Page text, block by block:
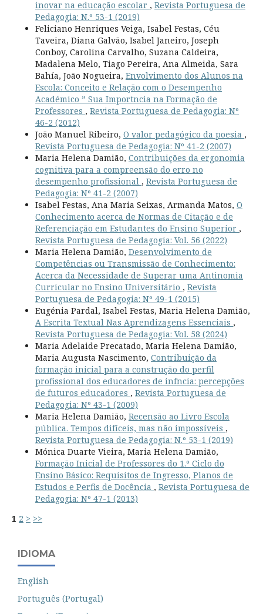
inovar na educação escolar , Revista Portuguesa de
Pedagogia: N.º 53-1 (2019)
Feliciano Henriques Veiga, Isabel Festas, Céu
Taveira, Diana Galvão, Isabel Janeiro, Joseph
Conboy, Carolina Carvalho, Suzana Caldeira,
Madalena Melo, Tiago Pereira, Ana Almeida, Sara
Bahía, João Nogueira, Envolvimento dos Alunos na
Escola: Conceito e Relação com o Desempenho
Académico ” Sua Importncia na Formação de
Professores , Revista Portuguesa de Pedagogia: Nº
46-2 (2012)
João Manuel Ribeiro, O valor pedagógico da poesia ,
Revista Portuguesa de Pedagogia: Nº 41-2 (2007)
Maria Helena Damião, Contribuições da ergonomia
cognitiva para a compreensão do erro no
desempenho profissional , Revista Portuguesa de
Pedagogia: Nº 41-2 (2007)
Isabel Festas, Ana Maria Seixas, Armanda Matos, O
Conhecimento acerca de Normas de Citação e de
Referenciação em Estudantes do Ensino Superior ,
Revista Portuguesa de Pedagogia: Vol. 56 (2022)
Maria Helena Damião, Desenvolvimento de
Competências ou Transmissão de Conhecimento:
Acerca da Necessidade de Superar uma Antinomia
Curricular no Ensino Universitário , Revista
Portuguesa de Pedagogia: Nº 49-1 (2015)
Eugénia Pardal, Isabel Festas, Maria Helena Damião,
A Escrita Textual Nas Aprendizagens Essenciais ,
Revista Portuguesa de Pedagogia: Vol. 58 (2024)
Maria Adelaide Precatado, Maria Helena Damião,
Maria Augusta Nascimento, Contribuição da
formação inicial para a construção do perfil
profissional dos educadores de infncia: percepções
de futuros educadores , Revista Portuguesa de
Pedagogia: Nº 43-1 (2009)
Maria Helena Damião, Recensão ao Livro Escola
pública. Tempos difíceis, mas não impossíveis ,
Revista Portuguesa de Pedagogia: N.º 53-1 (2019)
Mónica Duarte Vieira, Maria Helena Damião,
Formação Inicial de Professores do 1.º Ciclo do
Ensino Básico: Requisitos de Ingresso, Planos de
Estudos e Perfis de Docência , Revista Portuguesa de
Pedagogia: Nº 47-1 (2013)
1 2 > >>
IDIOMA
English
Português (Portugal)